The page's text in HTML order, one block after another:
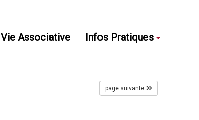
Vie Associative Infos Pratiques
page suivante